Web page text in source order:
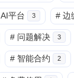
AI平台 3 # 边
# 问题解决 3
# 智能合约 2